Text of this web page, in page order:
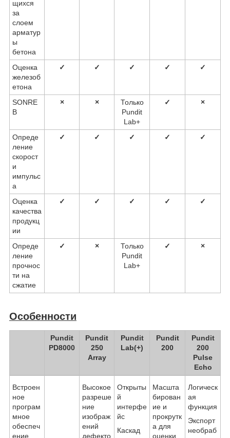
щихся
за
слоем
арматур
ы
бетона
Оценка
железоб
етона
✓ ✓ ✓ ✓ ✓
SONRE
B
× ×
Только
Pundit
Lab+
✓ ×
Опреде
ление
скорост
и
импульс
а
✓ ✓ ✓ ✓ ✓
Оценка
качества
продукц
ии
✓ ✓ ✓ ✓ ✓
Опреде
ление
прочнос
ти на
сжатие
✓ ×
Только
Pundit
Lab+
✓ ×
Особенности
Pundit
PD8000
Pundit
250
Array
Pundit
Lab(+)
Pundit
200
Pundit
200
Pulse
Echo
Встроен
ное
програм
мное
обеспеч
ение
Высокое
разреше
ние
изображ
ений
дефекто
Открыты
й
интерфе
йс
Каскад
Масшта
бирован
ие и
прокрутк
а для
оценки
Логическ
ая
функция
Экспорт
необраб